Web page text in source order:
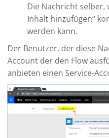
Die Nachricht selber,
Inhalt hinzufügen“
werden kann.
Der Benutzer, der diese
Account der den Flow
anbieten einen Service-